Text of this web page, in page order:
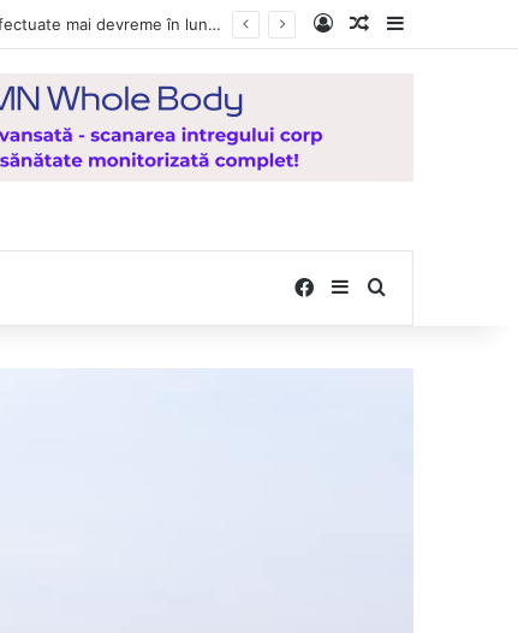
Vești bune pentru zeci de mii de vasluieni! Plățile alocațiilor, indemnizațiilor și stimulentelor, efectuate mai devreme în luna august 2026 Log InRandom Article
Facebook
SidebarSearch for